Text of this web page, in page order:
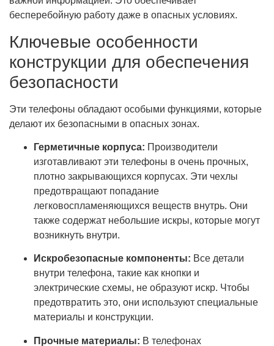
бесперебойную работу даже в опасных условиях.
Ключевые особенности
конструкции для обеспечения
безопасности
Эти телефоны обладают особыми функциями, которые
делают их безопасными в опасных зонах.
Герметичные корпуса: Производители
изготавливают эти телефоны в очень прочных,
плотно закрывающихся корпусах. Эти чехлы
предотвращают попадание
легковоспламеняющихся веществ внутрь. Они
также содержат небольшие искры, которые могут
возникнуть внутри.
Искробезопасные компоненты: Все детали
внутри телефона, такие как кнопки и
электрические схемы, не образуют искр. Чтобы
предотвратить это, они используют специальные
материалы и конструкции.
Прочные материалы: В телефонах